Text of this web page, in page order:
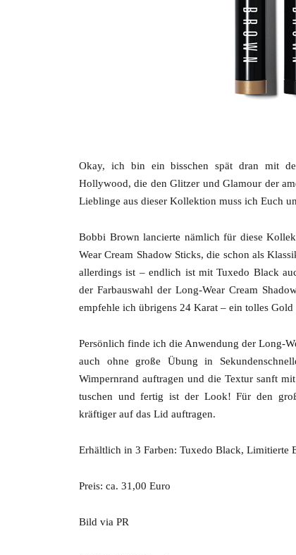
Okay, ich bin ein bisschen spät dran mit
Hollywood, die den Glitzer und Glamour der
Lieblinge aus dieser Kollektion muss ich Euch
Bobbi Brown lancierte nämlich für diese
Wear Cream Shadow Sticks, die schon als
allerdings ist – endlich ist mit Tuxedo Black
der Farbauswahl der Long-Wear Cream
empfehle ich übrigens 24 Karat – ein tolles
Persönlich finde ich die Anwendung der Long-
auch ohne große Übung in
Wimpernrand auftragen und die Textur sanft
tuschen und fertig ist der Look! Für den
kräftiger auf das Lid auftragen.
Erhältlich in 3 Farben: Tuxedo Black, Limitierte
Preis: ca. 31,00 Euro
Bild via PR